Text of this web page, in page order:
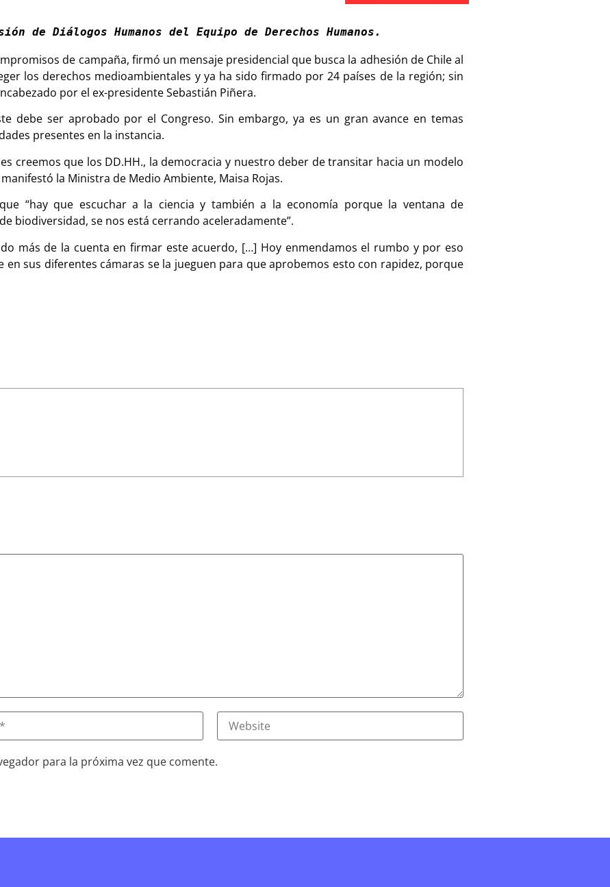
de Diálogos Humanos del Equipo de Derechos Humanos.
de campaña, firmó un mensaje presidencial que busca la adhesión de Chile al
los derechos medioambientales y ya ha sido firmado por 24 países de la región; sin
por el ex-presidente Sebastián Piñera.
debe ser aprobado por el Congreso. Sin embargo, ya es un gran avance en temas
presentes en la instancia.
creemos que los DD.HH., la democracia y nuestro deber de transitar hacia un modelo
la Ministra de Medio Ambiente, Maisa Rojas.
“hay que escuchar a la ciencia y también a la economía porque la ventana de
biodiversidad, se nos está cerrando aceleradamente”.
más de la cuenta en firmar este acuerdo, […] Hoy enmendamos el rumbo y por eso
sus diferentes cámaras se la jueguen para que aprobemos esto con rapidez, porque
para la próxima vez que comente.